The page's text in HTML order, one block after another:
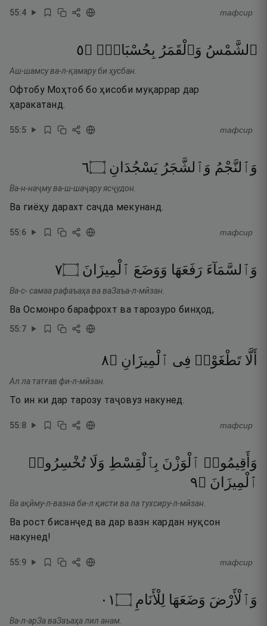
55:4 тафсир
ٱلشَّمْسُ وَٱلْقَمَرُ بِحُسْبَانٍۢ ۝٥
Аш-шамсу ва-л-қамару би ҳусбан.
Офтобу Моҳтоб бо ҳисоби муқаррар дар
ҳаракатанд.
55:5 тафсир
وَٱلنَّجْمُ وَٱلشَّجَرُ يَسْجُدَانِ ۝٦
Ва-н-наҷму ва-ш-шаҷару ясҷудон.
Ва гиёҳу дарахт саҷда мекунанд.
55:6 тафсир
وَٱلسَّمَآءَ رَفَعَهَا وَوَضَعَ ٱلْمِيزَانَ ۝٧
Ва-с- самаа рафаъаҳа ва ваЗаъа-л-мӣзан.
Ва Осмонро барафрохт ва тарозуро бинҳод,
55:7
أَلَّا تَطْغَوْا۟ فِى ٱلْمِيزَانِ ۝٨
Ал ла татғав фи-л-мӣзан.
То ин ки дар тарозу таҷовуз накунед.
55:8 тафсир
وَأَقِيمُوا۟ ٱلْوَزْنَ بِٱلْقِسْطِ وَلَا تُخْسِرُوا۟
ٱلْمِيزَانَ ۝٩
Ва ақӣму-л-вазна би-л қисти ва ла тухсиру-л-мӣзан.
Ва рост бисанҷед ва дар вазн кардан нуқсон
накунед!
55:9 тафсир
وَٱلْأَرْضَ وَضَعَهَا لِلْأَنَامِ ۝١٠
Ва-л-арЗа ваЗаъаҳа лил анам.